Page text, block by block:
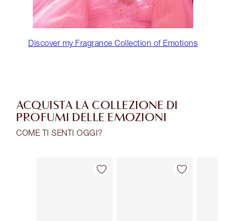
Discover my Fragrance Collection of Emotions
ACQUISTA LA COLLEZIONE DI
PROFUMI DELLE EMOZIONI
COME TI SENTI OGGI?
Articolo 1 di 30 Articolo 2 di 30